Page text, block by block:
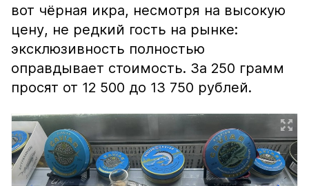
вот чёрная икра, несмотря на высокую
цену, не редкий гость на рынке:
эксклюзивность полностью
оправдывает стоимость. За 250 грамм
просят от 12 500 до 13 750 рублей.